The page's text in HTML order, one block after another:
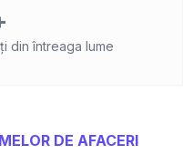
din întreaga lume
DE AFACERI